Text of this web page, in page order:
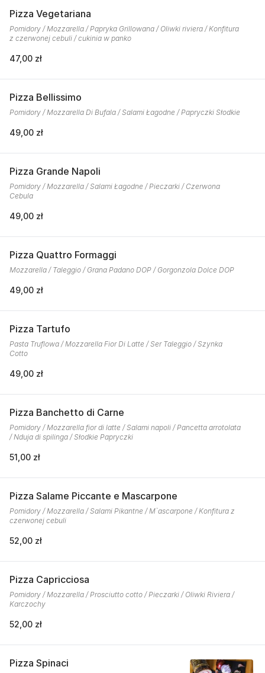
Pizza Vegetariana
Pomidory / Mozzarella / Papryka Grillowana / Oliwki riviera / Konfitura
z czerwonej cebuli / cukinia w panko
47,00 zł
Pizza Bellissimo
Pomidory / Mozzarella Di Bufala / Salami Łagodne / Papryczki Słodkie
49,00 zł
Pizza Grande Napoli
Pomidory / Mozzarella / Salami Łagodne / Pieczarki / Czerwona
Cebula
49,00 zł
Pizza Quattro Formaggi
Mozzarella / Taleggio / Grana Padano DOP / Gorgonzola Dolce DOP
49,00 zł
Pizza Tartufo
Pasta Truflowa / Mozzarella Fior Di Latte / Ser Taleggio / Szynka
Cotto
49,00 zł
Pizza Banchetto di Carne
Pomidory / Mozzarella fior di latte / Salami napoli / Pancetta arrotolata
/ Nduja di spilinga / Słodkie Papryczki
51,00 zł
Pizza Salame Piccante e Mascarpone
Pomidory / Mozzarella / Salami Pikantne / M`ascarpone / Konfitura z
czerwonej cebuli
52,00 zł
Pizza Capricciosa
Pomidory / Mozzarella / Prosciutto cotto / Pieczarki / Oliwki Riviera /
Karczochy
52,00 zł
Pizza Spinaci